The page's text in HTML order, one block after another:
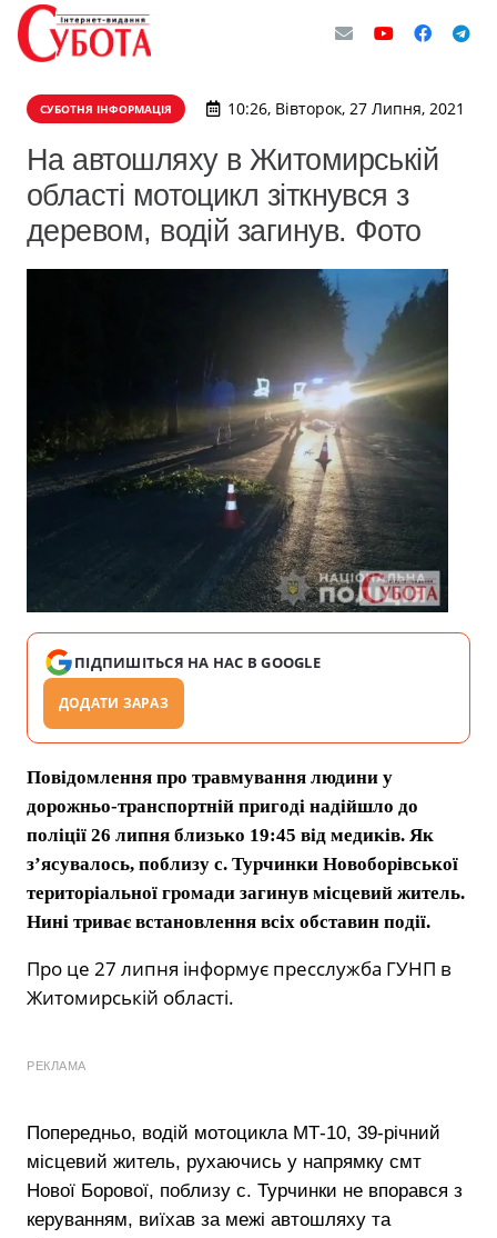
СУБОТНЯ ІНФОРМАЦІЯ 10:26, Вівторок, 27 Липня, 2021
На автошляху в Житомирській
області мотоцикл зіткнувся з
деревом, водій загинув. Фото
ПІДПИШІТЬСЯ НА НАС В GOOGLE
ДОДАТИ ЗАРАЗ
Повідомлення про травмування людини у
дорожньо-транспортній пригоді надійшло до
поліції 26 липня близько 19:45 від медиків. Як
з’ясувалось, поблизу с. Турчинки Новоборівської
територіальної громади загинув місцевий житель.
Нині триває встановлення всіх обставин події.
Про це 27 липня інформує пресслужба ГУНП в
Житомирській області.
РЕКЛАМА
Попередньо, водій мотоцикла МТ-10, 39-річний
місцевий житель, рухаючись у напрямку смт
Нової Борової, поблизу с. Турчинки не впорався з
керуванням, виїхав за межі автошляху та